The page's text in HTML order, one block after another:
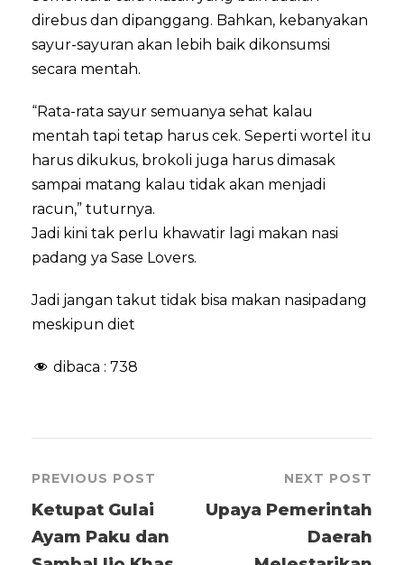
direbus dan dipanggang. Bahkan, kebanyakan
sayur-sayuran akan lebih baik dikonsumsi
secara mentah.
“Rata-rata sayur semuanya sehat kalau
mentah tapi tetap harus cek. Seperti wortel itu
harus dikukus, brokoli juga harus dimasak
sampai matang kalau tidak akan menjadi
racun,” tuturnya.
Jadi kini tak perlu khawatir lagi makan nasi
padang ya Sase Lovers.
Jadi jangan takut tidak bisa makan nasipadang
meskipun diet
dibaca : 738
PREVIOUS POST
Ketupat Gulai
Ayam Paku dan
NEXT POST
Upaya Pemerintah
Daerah